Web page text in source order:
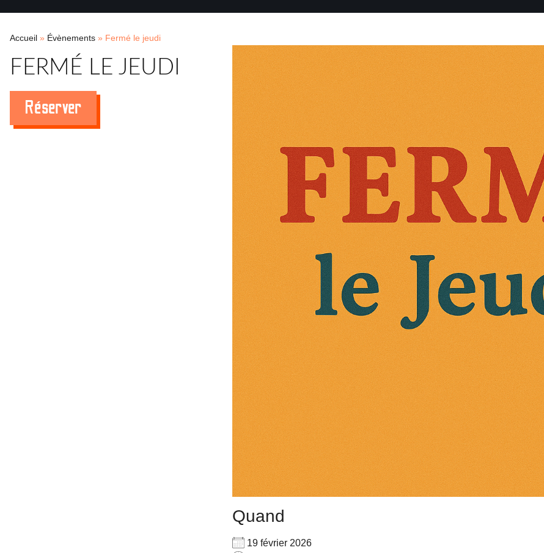
Accueil » Évènements » Fermé le jeudi
FERMÉ LE JEUDI
Réserver
Quand
19 février 2026